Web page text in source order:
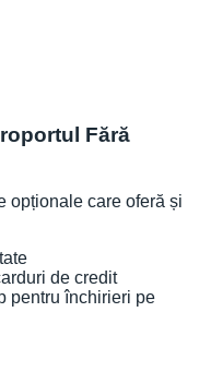
Fără
opționale care oferă și
de credit
pentru închirieri pe